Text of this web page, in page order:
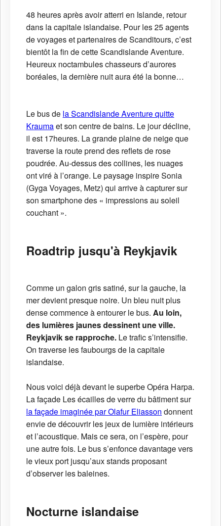
48 heures après avoir atterri en Islande, retour
dans la capitale islandaise. Pour les 25 agents
de voyages et partenaires de Scanditours, c’est
bientôt la fin de cette Scandislande Aventure.
Heureux noctambules chasseurs d’aurores
boréales, la dernière nuit aura été la bonne…
Le bus de la Scandislande Aventure quitte
Kraumaet son centre de bains. Le jour décline,
il est 17heures. La grande plaine de neige que
traverse la route prend des reflets de rose
poudrée. Au-dessus des collines, les nuages
ont viré à l’orange. Le paysage inspire Sonia
(Gyga Voyages, Metz) qui arrive à capturer sur
son smartphone des « impressions au soleil
couchant ».
Roadtrip jusqu'à Reykjavik
Comme un galon gris satiné, sur la gauche, la
mer devient presque noire. Un bleu nuit plus
dense commence à entourer le bus. Au loin,
des lumières jaunes dessinent une ville.
Reykjavik se rapproche. Le trafic s’intensifie.
On traverse les faubourgs de la capitale
islandaise.
Nous voici déjà devant le superbe Opéra Harpa.
La façade Les écailles de verre du bâtiment sur
la façade imaginée par Olafur Eliasson donnent
envie de découvrir les jeux de lumière intérieurs
et l’acoustique. Mais ce sera, on l’espère, pour
une autre fois. Le bus s’enfonce davantage vers
le vieux port jusqu’aux stands proposant
d’observer les baleines.
Nocturne islandaise